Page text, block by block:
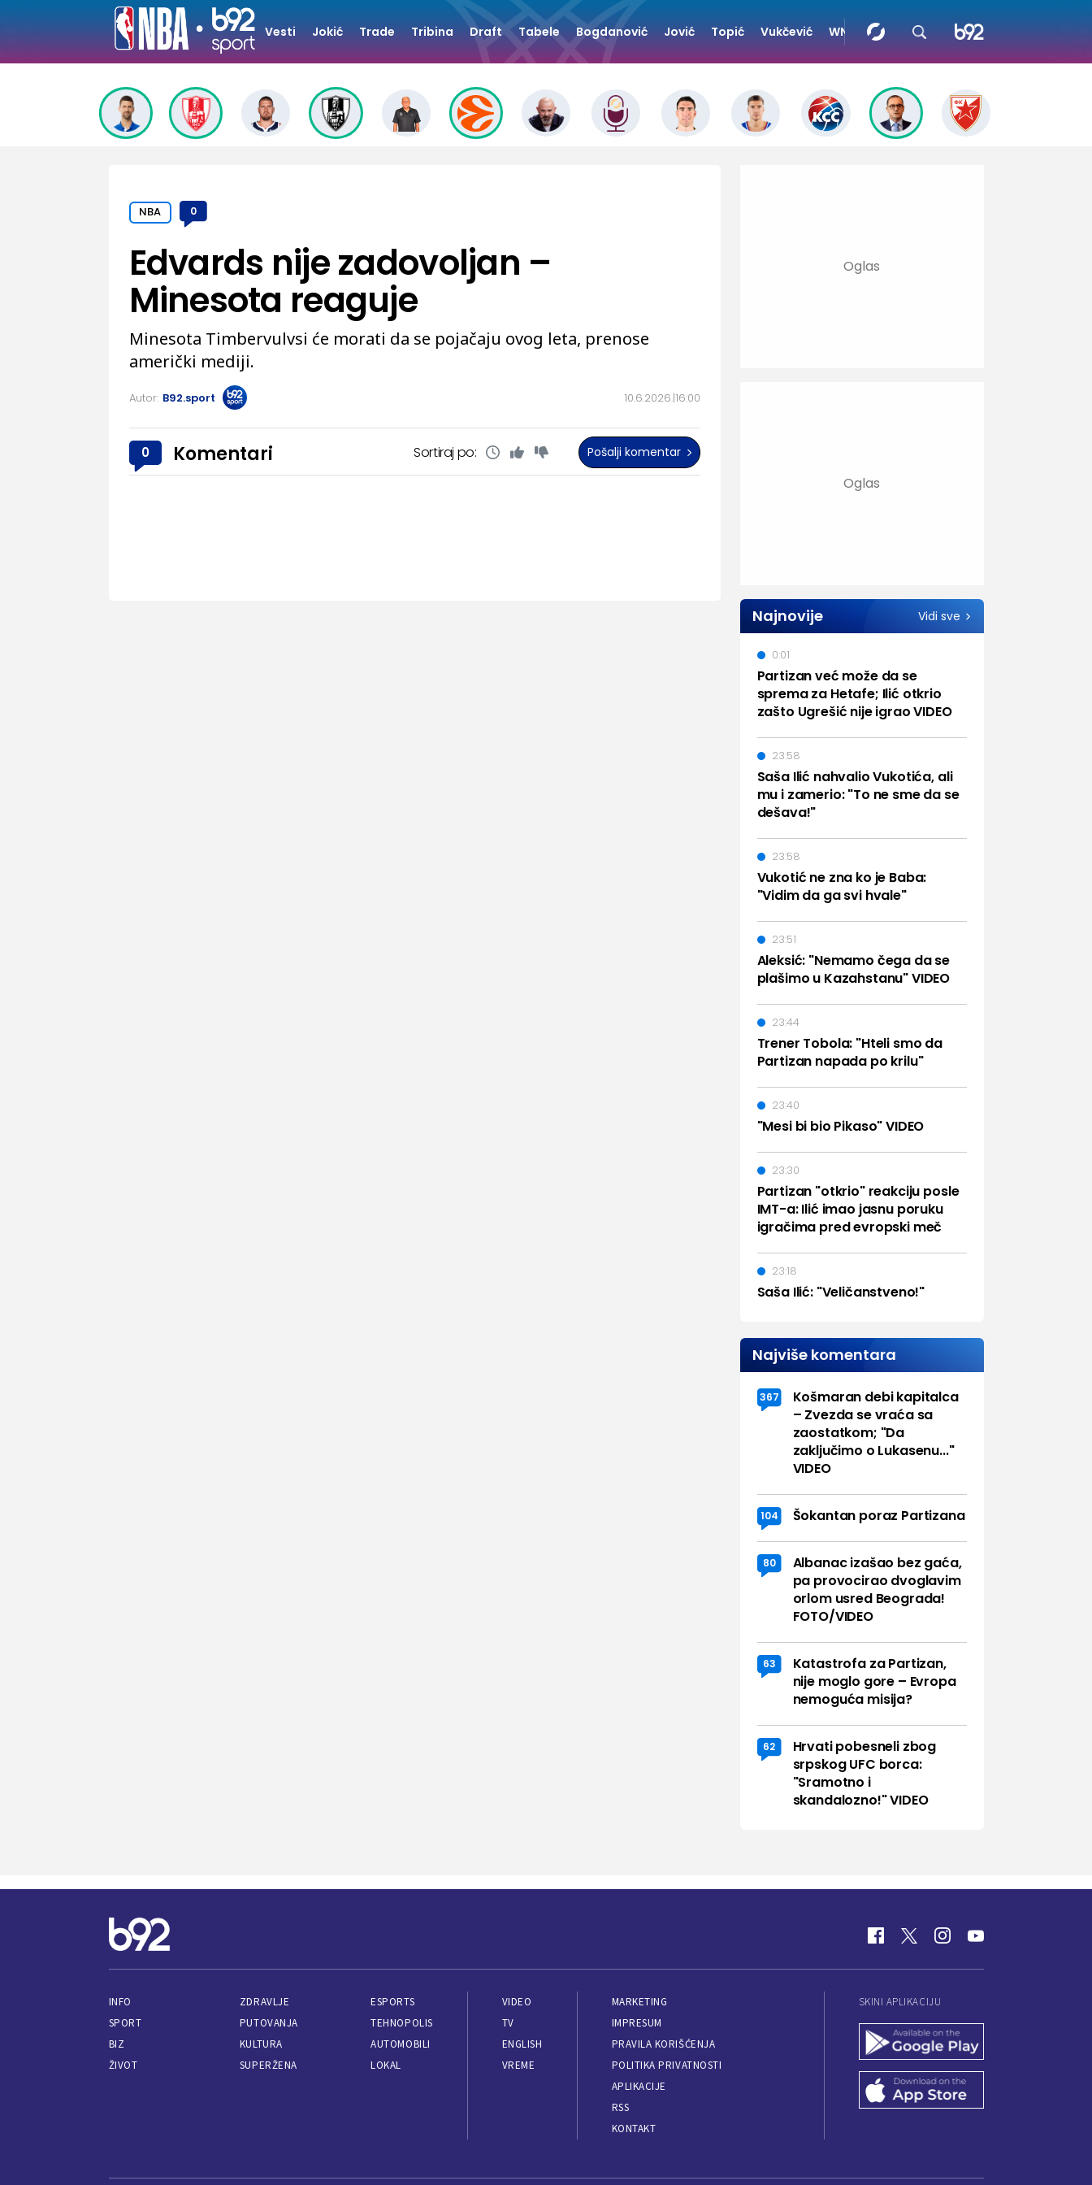
Vesti Jokić Trade Tribina Draft Tabele Bogdanović Jović Topić Vukčević WNBA
NBA 0
10.6.2026. 16:00
Edvards nije zadovoljan –
Minesota reaguje
Minesota Timbervulvsi će morati da se pojačaju ovog leta, prenose
američki mediji.
Autor: B92.sport
0 Komentari Sortiraj po: Pošalji komentar
Najnovije Vidi sve
Partizan već može da se
sprema za Hetafe; Ilić otkrio
zašto Ugrešić nije igrao VIDEO
0:01
Saša Ilić nahvalio Vukotića, ali
mu i zamerio: "To ne sme da se
dešava!"
23:58
Vukotić ne zna ko je Baba:
"Vidim da ga svi hvale"
23:58
Aleksić: "Nemamo čega da se
plašimo u Kazahstanu" VIDEO
23:51
Trener Tobola: "Hteli smo da
Partizan napada po krilu"
23:44
"Mesi bi bio Pikaso" VIDEO
23:40
Partizan "otkrio" reakciju posle
IMT-a: Ilić imao jasnu poruku
igračima pred evropski meč
23:30
Saša Ilić: "Veličanstveno!"
23:18
Najviše komentara
367
Košmaran debi kapitalca
– Zvezda se vraća sa
zaostatkom; "Da
zaključimo o Lukasenu..."
VIDEO
104 Šokantan poraz Partizana
80
Albanac izašao bez gaća,
pa provocirao dvoglavim
orlom usred Beograda!
FOTO/VIDEO
63
Katastrofa za Partizan,
nije moglo gore – Evropa
nemoguća misija?
62
Hrvati pobesneli zbog
srpskog UFC borca:
"Sramotno i
skandalozno!" VIDEO
INFO
SPORT
BIZ
ŽIVOT
ZDRAVLJE
PUTOVANJA
KULTURA
SUPERŽENA
ESPORTS
TEHNOPOLIS
AUTOMOBILI
LOKAL
VIDEO
TV
ENGLISH
VREME
MARKETING
IMPRESUM
PRAVILA KORIŠĆENJA
POLITIKA PRIVATNOSTI
APLIKACIJE
RSS
KONTAKT
SKINI APLIKACIJU